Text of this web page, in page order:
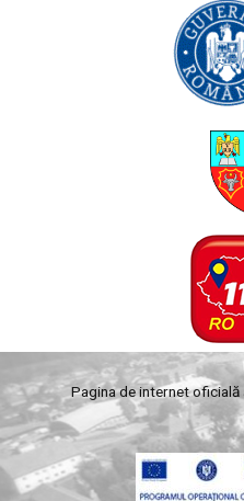
Pagina de internet oficială